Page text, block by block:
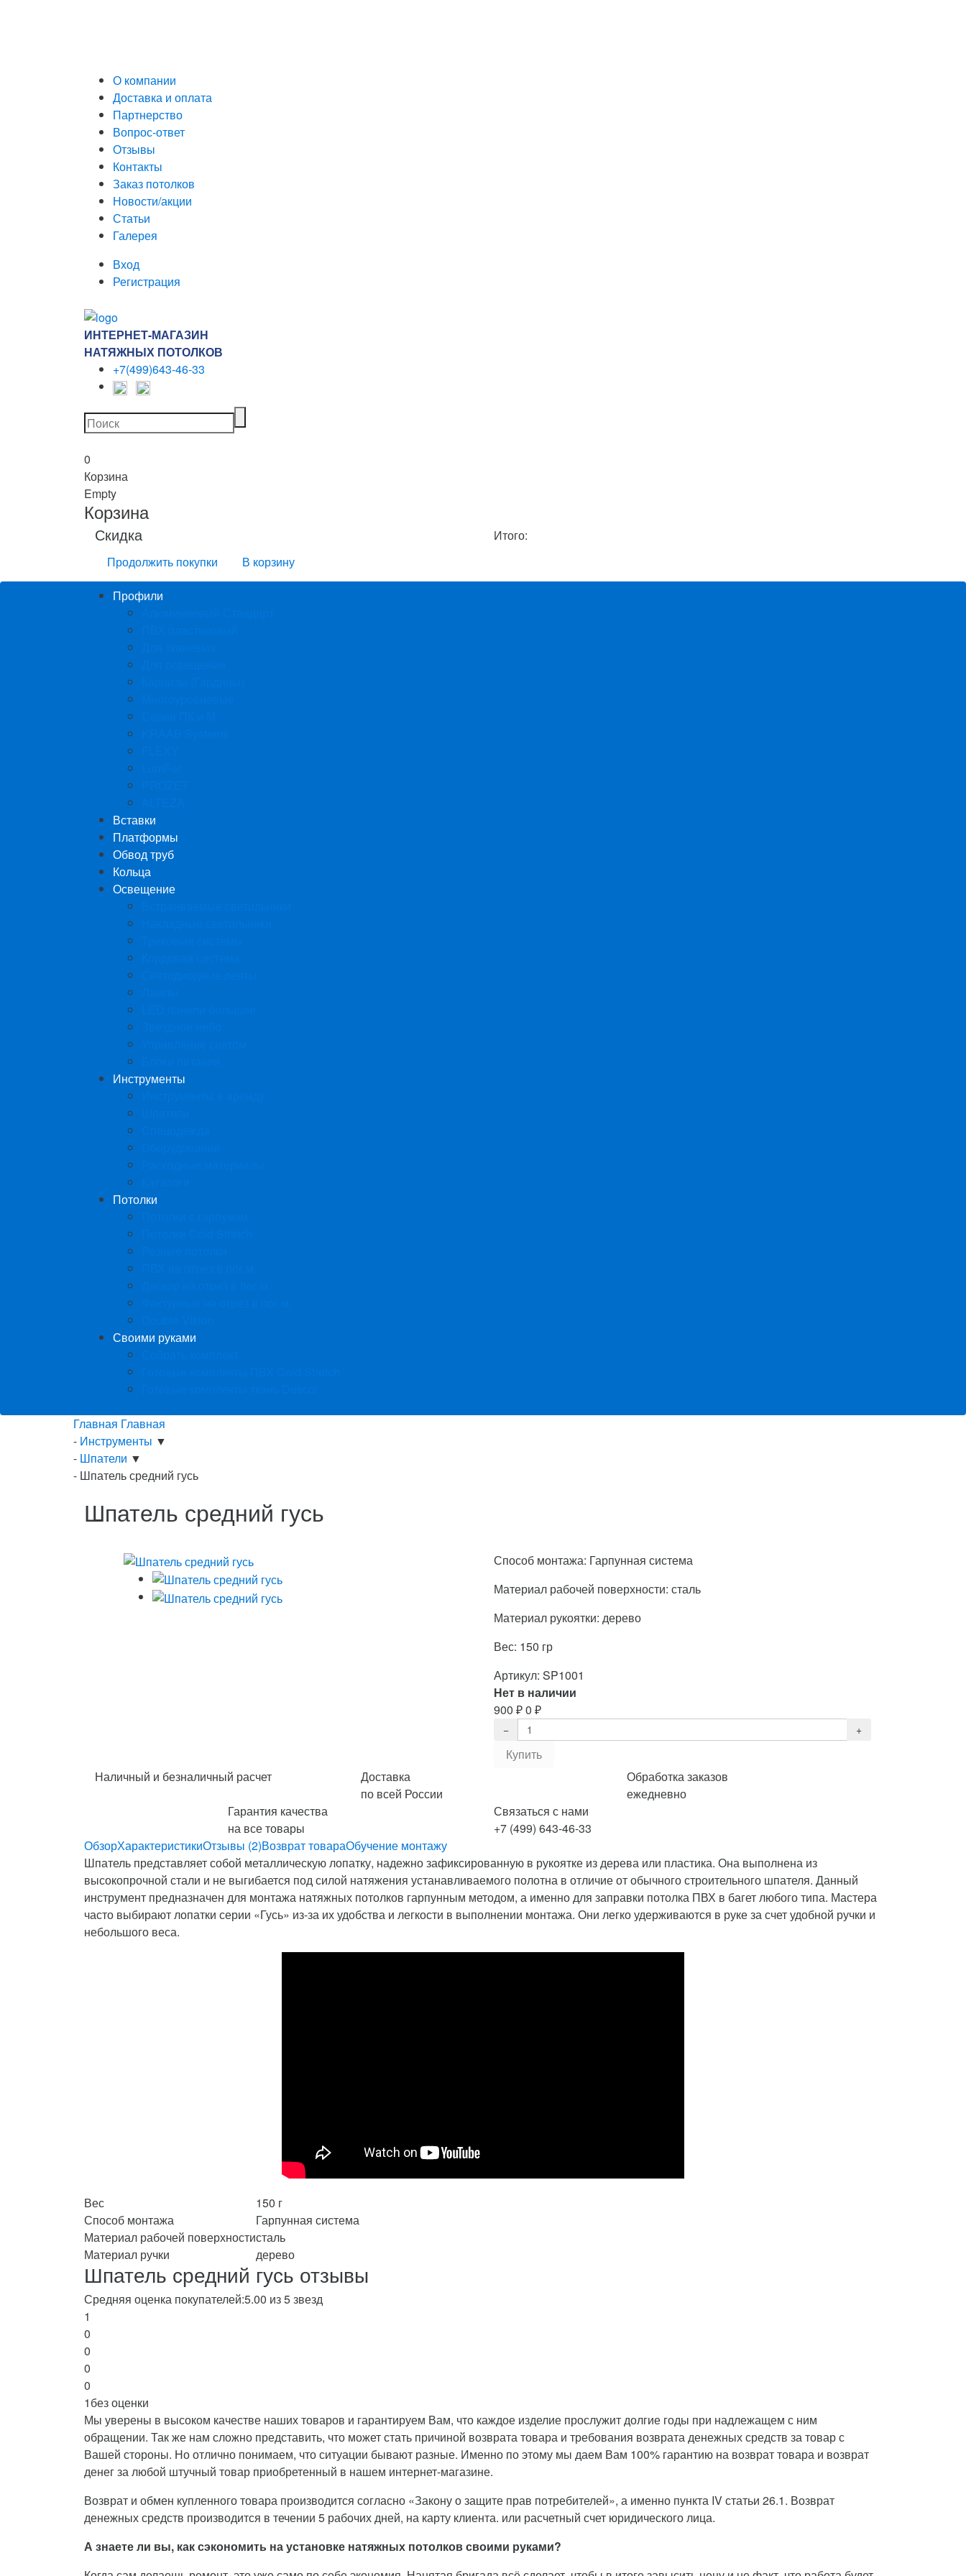
О компании
Доставка и оплата
Партнерство
Вопрос-ответ
Отзывы
Контакты
Заказ потолков
Новости/акции
Статьи
Галерея
Вход
Регистрация
ИНТЕРНЕТ-МАГАЗИН
НАТЯЖНЫХ ПОТОЛКОВ
+7(499)643-46-33
0
Корзина
Empty
Корзина
Скидка
Итого:
Продолжить покупки
В корзину
Профили
Вставки
Платформы
Обвод труб
Кольца
Освещение
Инструменты
Потолки
Своими руками
Главная Главная
- Инструменты ▼
- Шпатели ▼
- Шпатель средний гусь
Шпатель средний гусь
Способ монтажа: Гарпунная система
Материал рабочей поверхности: сталь
Материал рукоятки: дерево
Вес: 150 гр
Артикул: SP1001
Нет в наличии
900 ₽0 ₽
Наличный и безналичный расчет
Доставка
по всей России
Обработка заказов
ежедневно
Гарантия качества
на все товары
Связаться с нами
+7 (499) 643-46-33
ОбзорХарактеристикиОтзывы (2)Возврат товараОбучение монтажу
Шпатель представляет собой металлическую лопатку, надежно зафиксированную в рукоятке из дерева или пластика. Она выполнена из
высокопрочной стали и не выгибается под силой натяжения устанавливаемого полотна в отличие от обычного строительного шпателя. Данный
инструмент предназначен для монтажа натяжных потолков гарпунным методом, а именно для заправки потолка ПВХ в багет любого типа. Мастера
часто выбирают лопатки серии «Гусь» из-за их удобства и легкости в выполнении монтажа. Они легко удерживаются в руке за счет удобной ручки и
небольшого веса.
Вес
150 г
Способ монтажа
Гарпунная система
Материал рабочей поверхностисталь
Материал ручки
дерево
Шпатель средний гусь отзывы
Средняя оценка покупателей:5.00 из 5 звезд
1
0
0
0
0
1без оценки
Мы уверены в высоком качестве наших товаров и гарантируем Вам, что каждое изделие прослужит долгие годы при надлежащем с ним
обращении. Так же нам сложно представить, что может стать причиной возврата товара и требования возврата денежных средств за товар с
Вашей стороны. Но отлично понимаем, что ситуации бывают разные. Именно по этому мы даем Вам 100% гарантию на возврат товара и возврат
денег за любой штучный товар приобретенный в нашем интернет-магазине.
Возврат и обмен купленного товара производится согласно «Закону о защите прав потребителей», а именно пункта IV статьи 26.1. Возврат
денежных средств производится в течении 5 рабочих дней, на карту клиента. или расчетный счет юридического лица.
А знаете ли вы, как сэкономить на установке натяжных потолков своими руками?